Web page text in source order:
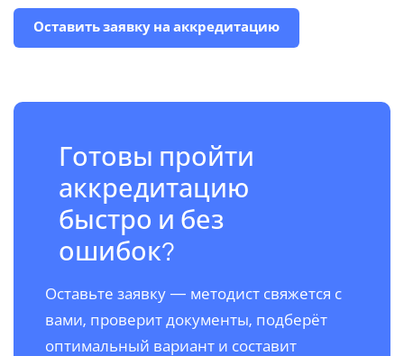
Оставить заявку на аккредитацию
Готовы пройти
аккредитацию
быстро и без
ошибок?
Оставьте заявку — методист свяжется с
вами, проверит документы, подберёт
оптимальный вариант и составит